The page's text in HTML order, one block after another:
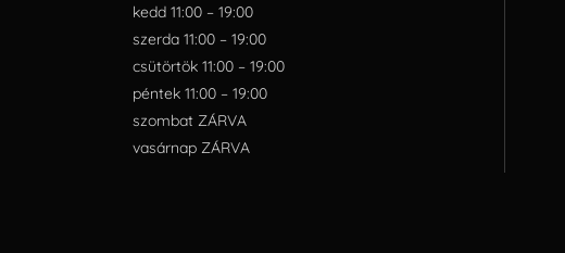
kedd 11:00 – 19:00
szerda 11:00 – 19:00
csütörtök 11:00 – 19:00
péntek 11:00 – 19:00
szombat ZÁRVA
vasárnap ZÁRVA